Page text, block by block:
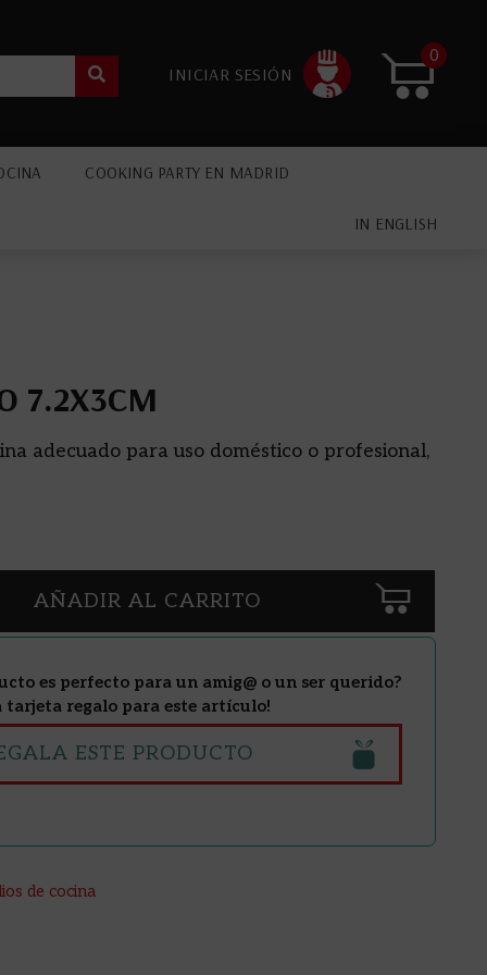
INICIAR SESIÓN
0
COOKING PARTY EN MADRID
IN ENGLISH
7.2X3CM
adecuado para uso doméstico o profesional,
AÑADIR AL CARRITO
es perfecto para un amig@ o un ser querido?
tarjeta regalo para este artículo!
ESTE PRODUCTO
de cocina